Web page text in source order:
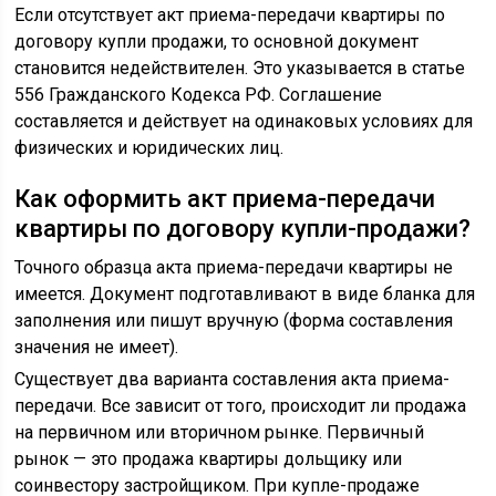
Если отсутствует акт приема-передачи квартиры по
договору купли продажи, то основной документ
становится недействителен. Это указывается в статье
556 Гражданского Кодекса РФ. Соглашение
составляется и действует на одинаковых условиях для
физических и юридических лиц.
Как оформить акт приема-передачи
квартиры по договору купли-продажи?
Точного образца акта приема-передачи квартиры не
имеется. Документ подготавливают в виде бланка для
заполнения или пишут вручную (форма составления
значения не имеет).
Существует два варианта составления акта приема-
передачи. Все зависит от того, происходит ли продажа
на первичном или вторичном рынке. Первичный
рынок — это продажа квартиры дольщику или
соинвестору застройщиком. При купле-продаже